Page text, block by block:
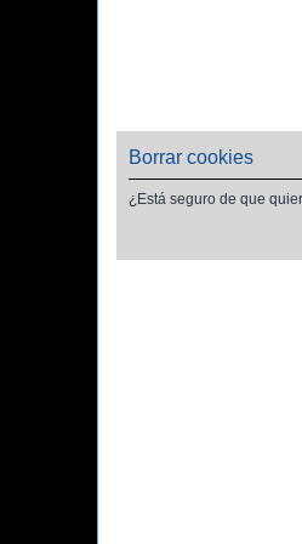
Borrar cookies
¿Está seguro de que